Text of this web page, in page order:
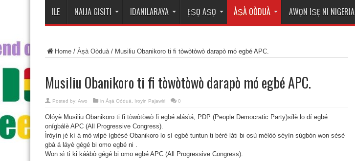
ILE NAIJA GISITI IDANILARAYA ẸṢỌ AṢỌ ÀṢÀ OÒDUÀ AWỌN IṢẸ NI NIGERIA
Home / Àṣà Oòduà/ Musiliu Obanikoro ti fi tòwòtòwò darapò mó egbé APC.
Musiliu Obanikoro ti fi tòwòtòwò darapò mó egbé APC.
Posted by: Awo in Àṣà Oòduà Iroyin Pajawiri 0
Olóyè Musiliu Obanikoro ti fi tòwòtòwò fi egbé alásìá, PDP (People Democratic Party)sílè lo dí egbé
onígbálè APC (All Progressive Congress).
Ìròyìn jé kí á mò wípé ìgbésè Obanikoro lo sí egbé tuntun ti bèrè láti bi osù mélòó séyìn sùgbón won sèsè
gbà á láyè gégé bi omo egbé ni .
Won sì ti ki káàbò gégé bi omo egbé APC (All Progressive Congress).